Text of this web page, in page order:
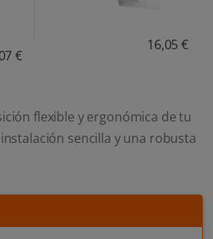
€
16,05 €
flexible y ergonómica de tu
sencilla y una robusta